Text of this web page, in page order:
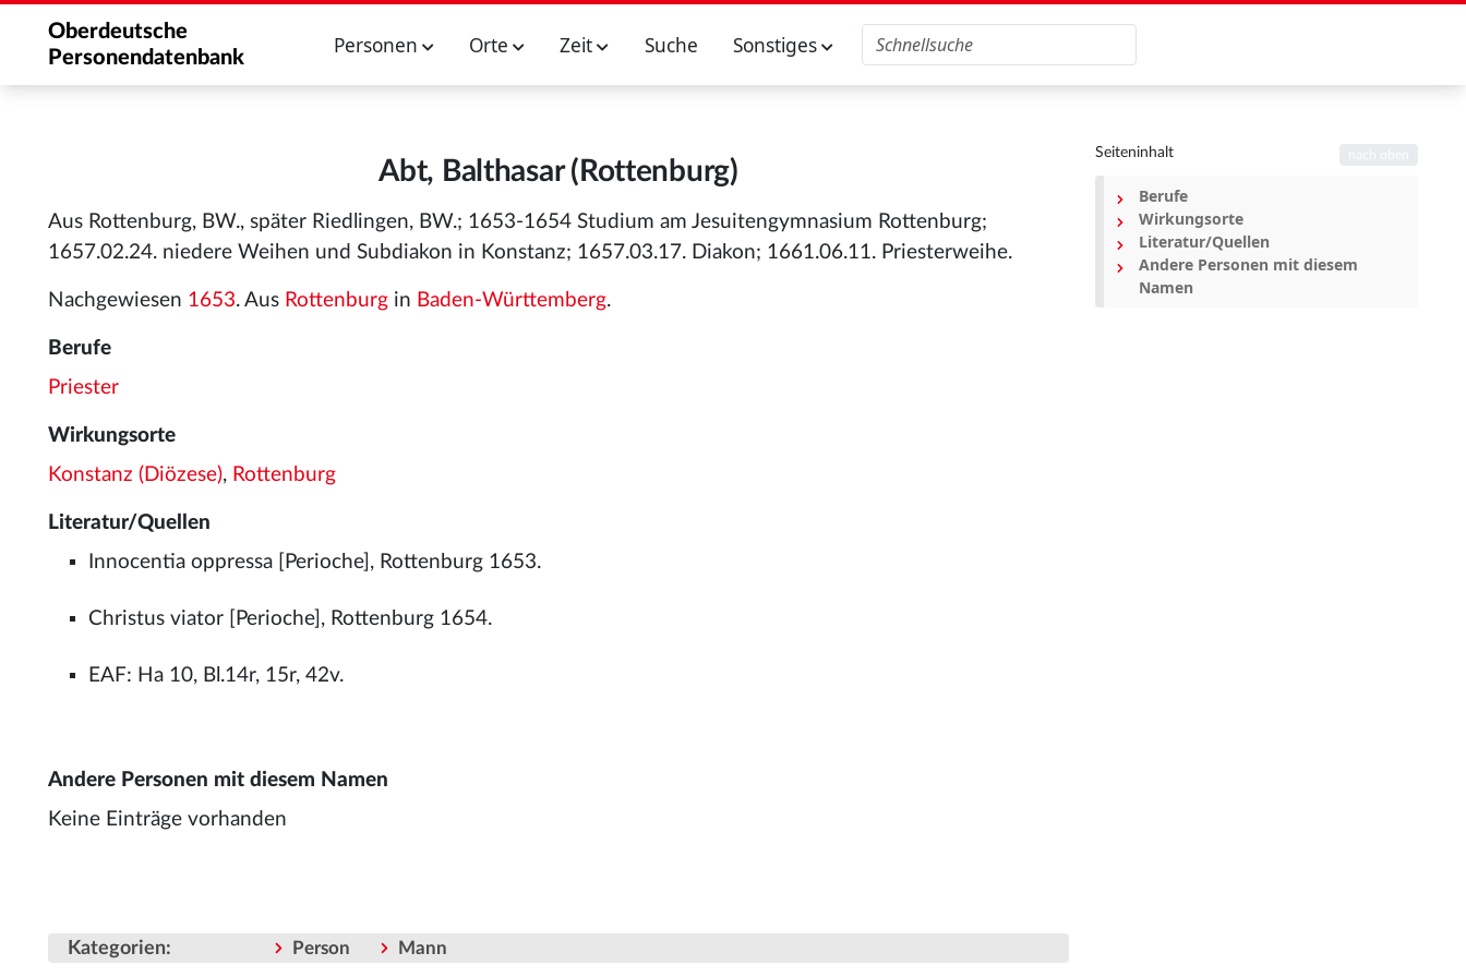
Oberdeutsche
Personendatenbank
Personen Orte Zeit Suche Sonstiges
Abt, Balthasar (Rottenburg)
Aus Rottenburg, BW., später Riedlingen, BW.; 1653-1654 Studium am Jesuitengymnasium Rottenburg;
1657.02.24. niedere Weihen und Subdiakon in Konstanz; 1657.03.17. Diakon; 1661.06.11. Priesterweihe.
Nachgewiesen 1653. Aus Rottenburg in Baden-Württemberg.
Berufe
Priester
Wirkungsorte
Konstanz (Diözese), Rottenburg
Literatur/Quellen
Innocentia oppressa [Perioche], Rottenburg 1653.
Christus viator [Perioche], Rottenburg 1654.
EAF: Ha 10, Bl.14r, 15r, 42v.
Andere Personen mit diesem Namen
Keine Einträge vorhanden
Kategorien: Person Mann
Seiteninhalt
Berufe
Wirkungsorte
Literatur/Quellen
Andere Personen mit diesem
Namen